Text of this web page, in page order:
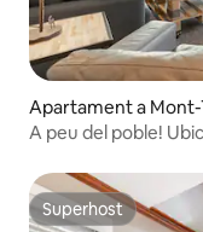
Apartament a
A peu del poble!
Superhost
Superhost